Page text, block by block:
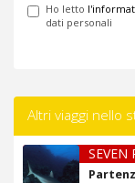
Ho letto
dati personali
Altri viaggi nello
SEVEN